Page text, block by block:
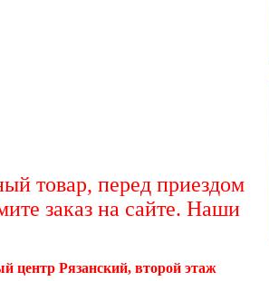
товар, перед приездом
заказ на сайте. Наши
центр Рязанский, второй этаж